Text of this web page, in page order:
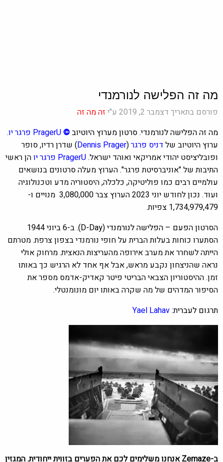
מה זה הפלישה לנורמנדי
פורסם בתאריך דצמבר 2, 2019 ע"י
זה מה זה
מה זה הפלישה לנורמנדי. סרטון מערוץ היוטיוב©
PragerU פרגר יו.
ערוץ היוטיוב של דניס פרגר(
Dennis Prager) שדרן רדיו, סופר
ופובליציסט יהודי אמריקאי ואוהד ישראל.PragerU פרגר יו
הן ראשי
התיבות של "אוניברסיטת פרגר". הערוץ מעלה סרטונים בנושאים
עולמיים רבים כמו פוליטיקה, כלכלה, היסטוריה מדע וטכנולוגיה
ועוד. נכון לחודש יוני 2023 הערוץ צבר ‫3,080,000 ‏‬‏ ‏מנויים ו-
1,734,979,479 צפיות.
הסרטון הפעם – הפלישה לנורמנדי (D-Day).
ב-6 ביוני 1944
הסתערו כוחות בעלות הברית על חופי נורמנדי בצפון צרפת. מטרתם
הייתה לשחרר את מערב אירופה מהעריצות הנאצית. מרחוק אולי
נראה שהניצחון נקבע מראש, אבל אף אחד לא הרגיש כך באותו
זמן. ההיסטוריון הצבאי הבריטי פיטר קאדיק-אדמס מספר את
הסיפור המדהים של מה שקרה באותו יום מונומנטלי.
תרגום לעברית: Yael Lahav
ב-Zemaze אנחנו משלימים לכם את הפערים בזווית ייחודית. המגזין